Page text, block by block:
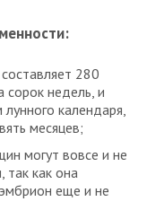
280
сорок недель, и
календаря,
месяцев;
могут вовсе и не
так как она
еще и не